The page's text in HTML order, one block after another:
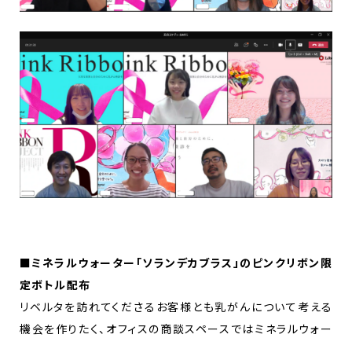
■ミネラルウォーター「ソランデカブラス」のピンクリボン限
定ボトル配布
リベルタを訪れてくださるお客様とも乳がんについて考える
機会を作りたく、オフィスの商談スペースではミネラルウォー